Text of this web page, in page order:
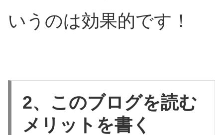
いうのは効果的です！
2、このブログを読む
メリットを書く